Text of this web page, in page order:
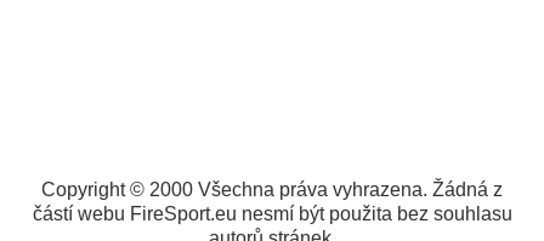
Copyright © 2000 Všechna práva vyhrazena. Žádná z
částí webu FireSport.eu nesmí být použita bez souhlasu